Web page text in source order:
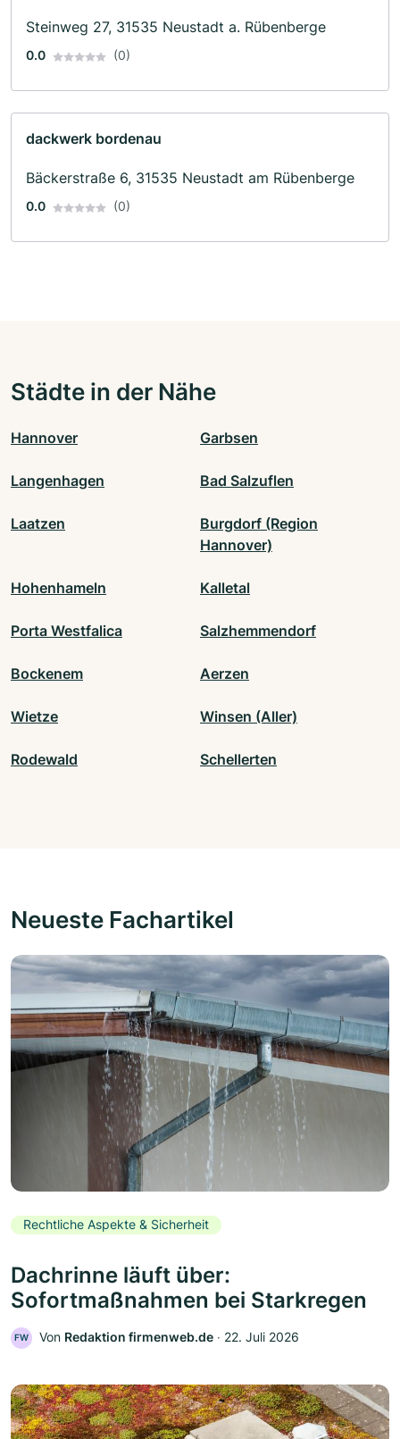
Steinweg 27, 31535 Neustadt a. Rübenberge
0.0 (0)
dackwerk bordenau
Bäckerstraße 6, 31535 Neustadt am Rübenberge
0.0 (0)
Städte in der Nähe
Hannover Garbsen
Langenhagen Bad Salzuflen
Laatzen
Burgdorf (Region
Hannover)
Hohenhameln Kalletal
Porta Westfalica Salzhemmendorf
Bockenem Aerzen
Wietze Winsen (Aller)
Rodewald Schellerten
Neueste Fachartikel
Rechtliche Aspekte & Sicherheit
Dachrinne läuft über:
Sofortmaßnahmen bei Starkregen
FW Von Redaktion firmenweb.de ‧ 22. Juli 2026